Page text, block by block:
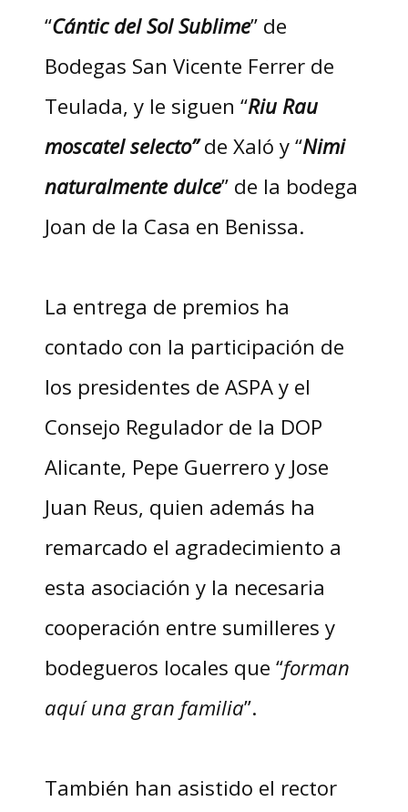
“Cántic del Sol Sublime” de
Bodegas San Vicente Ferrer de
Teulada, y le siguen “Riu Rau
moscatel selecto”de Xaló y “Nimi
naturalmente dulce” de la bodega
Joan de la Casa en Benissa.
La entrega de premios ha
contado con la participación de
los presidentes de ASPA y el
Consejo Regulador de la DOP
Alicante, Pepe Guerrero y Jose
Juan Reus, quien además ha
remarcado el agradecimiento a
esta asociación y la necesaria
cooperación entre sumilleres y
bodegueros locales que “forman
aquí una gran familia”.
También han asistido el rector